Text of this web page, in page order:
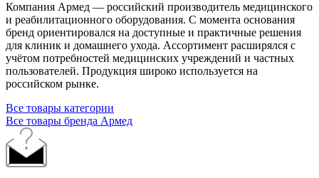
Компания Армед — российский производитель медицинского
и реабилитационного оборудования. С момента основания
бренд ориентировался на доступные и практичные решения
для клиник и домашнего ухода. Ассортимент расширялся с
учётом потребностей медицинских учреждений и частных
пользователей. Продукция широко используется на
российском рынке.
Все товары категории
Все товары бренда Армед